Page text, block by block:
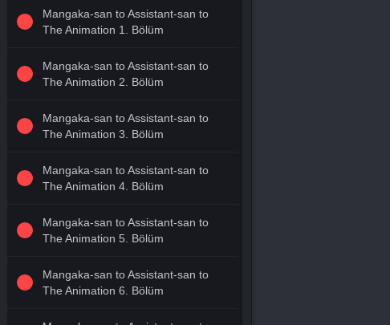
Mangaka-san to Assistant-san to
The Animation 1. Bölüm
Mangaka-san to Assistant-san to
The Animation 2. Bölüm
Mangaka-san to Assistant-san to
The Animation 3. Bölüm
Mangaka-san to Assistant-san to
The Animation 4. Bölüm
Mangaka-san to Assistant-san to
The Animation 5. Bölüm
Mangaka-san to Assistant-san to
The Animation 6. Bölüm